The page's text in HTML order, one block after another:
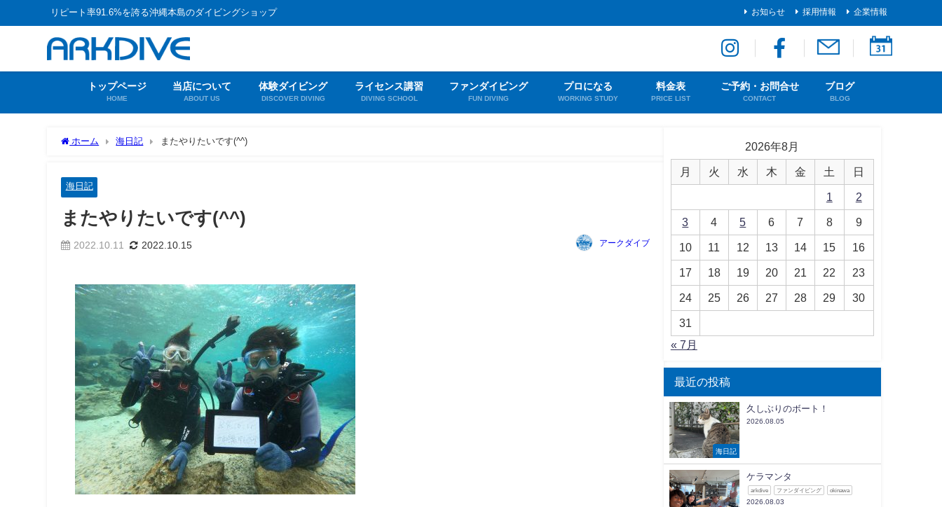
リピート率91.6%を誇る沖縄本島のダイビングショップ お知らせ 採用情報 企業情報
トップページ
HOME
当店について
ABOUT US
体験ダイビング
DISCOVER DIVING
ライセンス講習
DIVING SCHOOL
ファンダイビング
FUN DIVING
プロになる
WORKING STUDY
料金表
PRICE LIST
ご予約・お問合せ
CONTACT
ブログ
BLOG
ホーム 海日記 またやりたいです(^^)
海日記
またやりたいです(^^)
2022.10.11 2022.10.15 アークダイブ
2026年8月
月 火 水 木 金 土 日
1 2
3 4 5 6 7 8 9
10 11 12 13 14 15 16
17 18 19 20 21 22 23
24 25 26 27 28 29 30
31
« 7月
最近の投稿
海日記
久しぶりのボート！
2026.08.05
ケラマンタ
arkdive ファンダイビング okinawa
2026.08.03